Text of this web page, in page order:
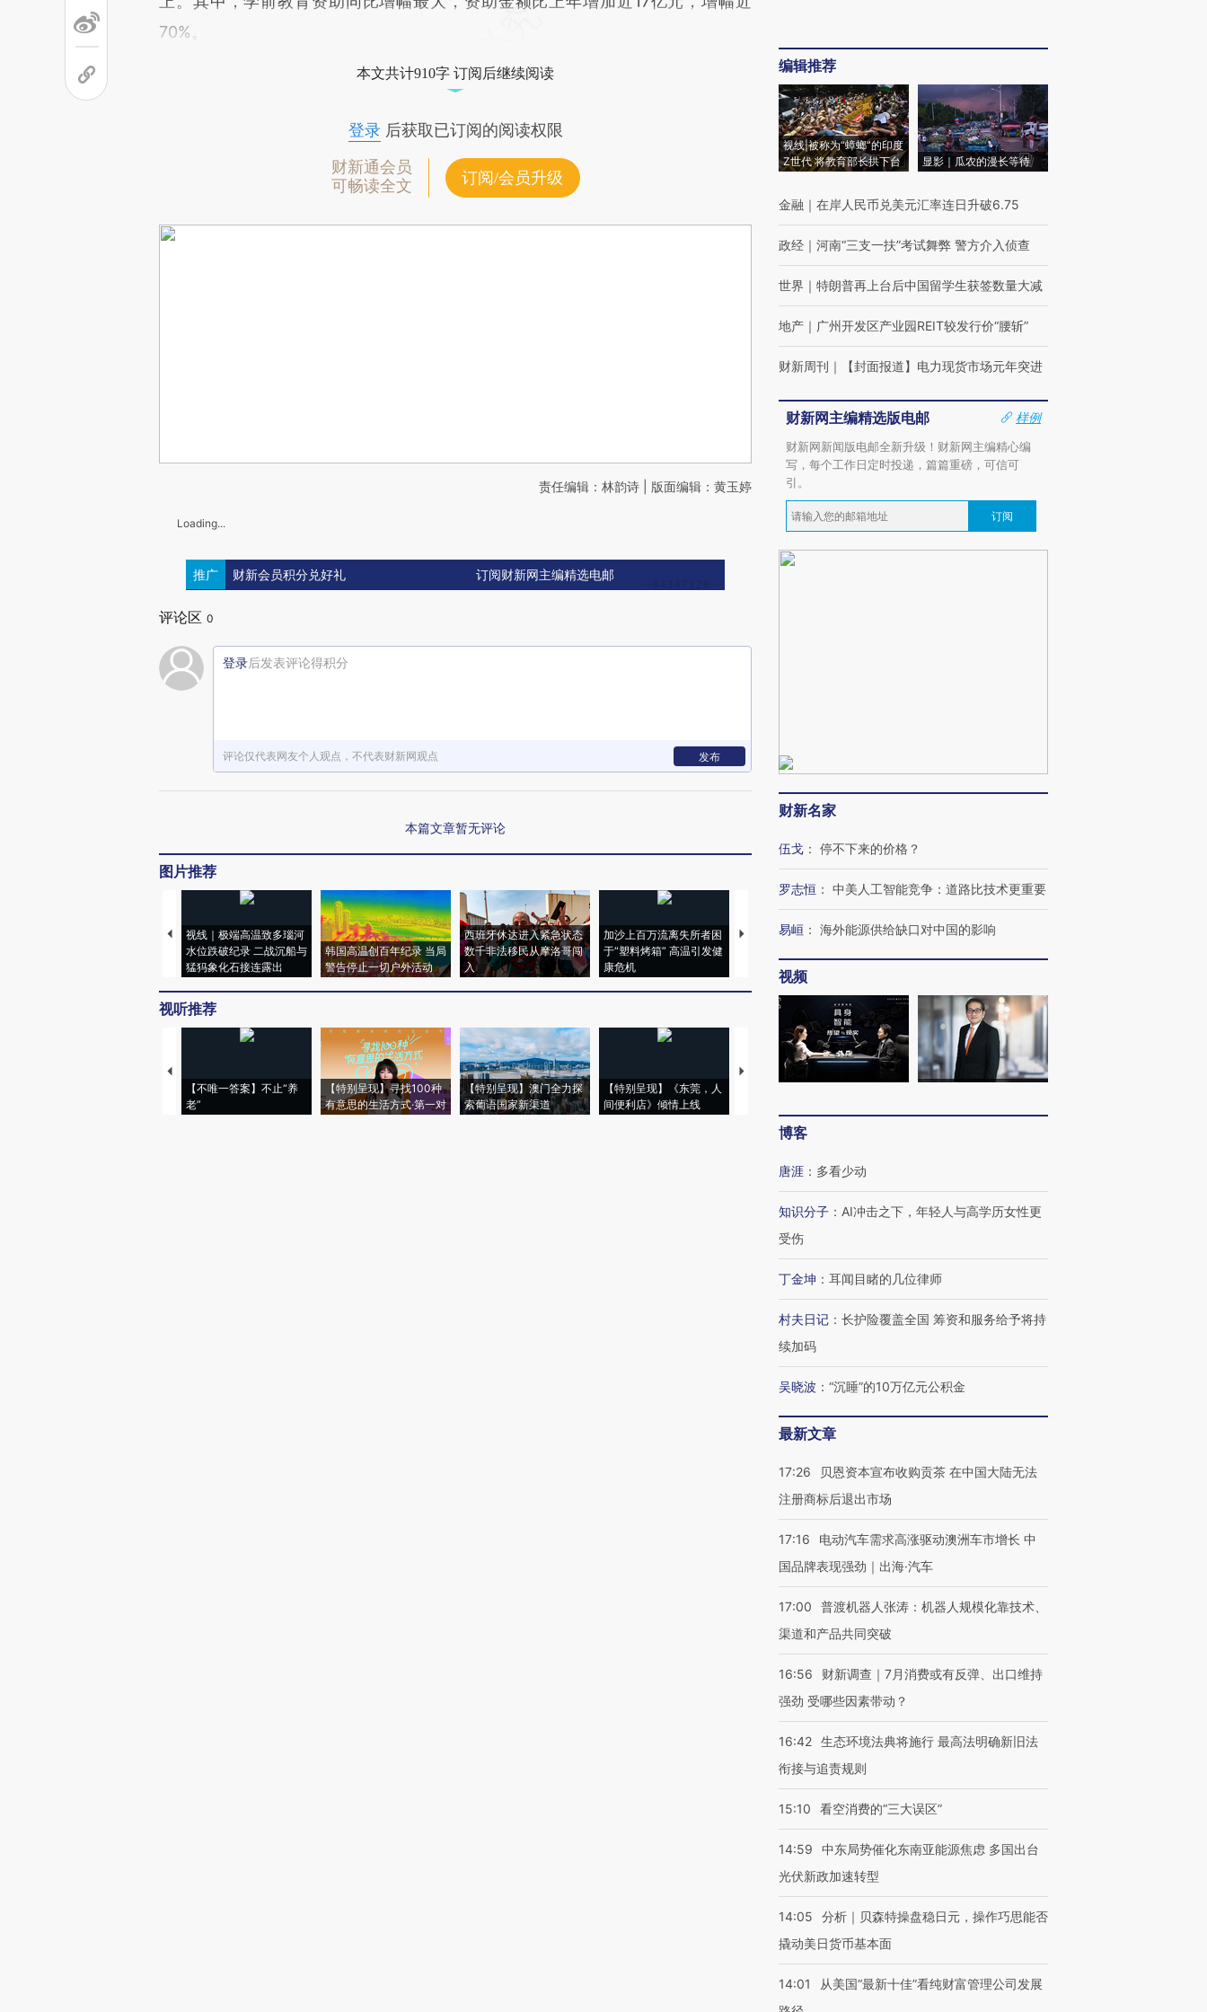
70%。
本文共计910字 订阅后继续阅读
登录后获取已订阅的阅读权限
财新通会员
可畅读全文
订阅/会员升级
责任编辑：林韵诗 | 版面编辑：黄玉婷
Loading...
推广 财新会员积分兑好礼 订阅财新网主编精选电邮
评论区 0
登录后发表评论得积分
评论仅代表网友个人观点，不代表财新网观点 发布
本篇文章暂无评论
图片推荐
视线｜极端高温致多瑙河
水位跌破纪录 二战沉船与
猛犸象化石接连露出
韩国高温创百年纪录 当局
警告停止一切户外活动
西班牙休达进入紧急状态
数千非法移民从摩洛哥闯
入
加沙上百万流离失所者困
于“塑料烤箱” 高温引发健
康危机
马航飞行员跨国走私7万
视线｜HYROX的吸金
视听推荐
【不唯一答案】不止“养
老”
【特别呈现】寻找100种
有意思的生活方式·第一对
【特别呈现】澳门全力探
索葡语国家新渠道
【特别呈现】《东莞，人
间便利店》倾情上线
【推广】走进第四届链博
【商旅对话】华住集团
编辑推荐
视线|被称为“蟑螂”的印度
Z世代 将教育部长拱下台
显影｜瓜农的漫长等待
金融 ｜ 在岸人民币兑美元汇率连日升破6.75
政经 ｜ 河南“三支一扶”考试舞弊 警方介入侦查
世界 ｜ 特朗普再上台后中国留学生获签数量大减
地产 ｜ 广州开发区产业园REIT较发行价“腰斩”
财新周刊 ｜ 【封面报道】电力现货市场元年突进
财新网主编精选版电邮
样例
财新网新闻版电邮全新升级！财新网主编精心编
写，每个工作日定时投递，篇篇重磅，可信可
引。
订阅
财新名家
伍戈 ： 停不下来的价格？
罗志恒 ： 中美人工智能竞争：道路比技术更重要
易峘 ： 海外能源供给缺口对中国的影响
视频
博客
唐涯 ： 多看少动
知识分子 ： AI冲击之下，年轻人与高学历女性更
受伤
丁金坤 ： 耳闻目睹的几位律师
村夫日记 ： 长护险覆盖全国 筹资和服务给予将持
续加码
吴晓波 ： “沉睡”的10万亿元公积金
最新文章
17:26
贝恩资本宣布收购贡茶 在中国大陆无法
注册商标后退出市场
17:16
电动汽车需求高涨驱动澳洲车市增长 中
国品牌表现强劲｜出海·汽车
17:00
普渡机器人张涛：机器人规模化靠技术、
渠道和产品共同突破
16:56
财新调查｜7月消费或有反弹、出口维持
强劲 受哪些因素带动？
16:42 生态环境法典将施行 最高法明确新旧法
衔接与追责规则
15:10 看空消费的“三大误区”
14:59
中东局势催化东南亚能源焦虑 多国出台
光伏新政加速转型
14:05
分析｜贝森特操盘稳日元，操作巧思能否
撬动美日货币基本面
14:01
从美国“最新十佳”看纯财富管理公司发展